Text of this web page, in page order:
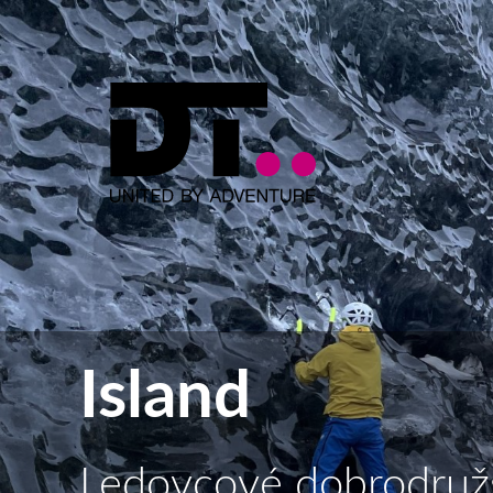
Island